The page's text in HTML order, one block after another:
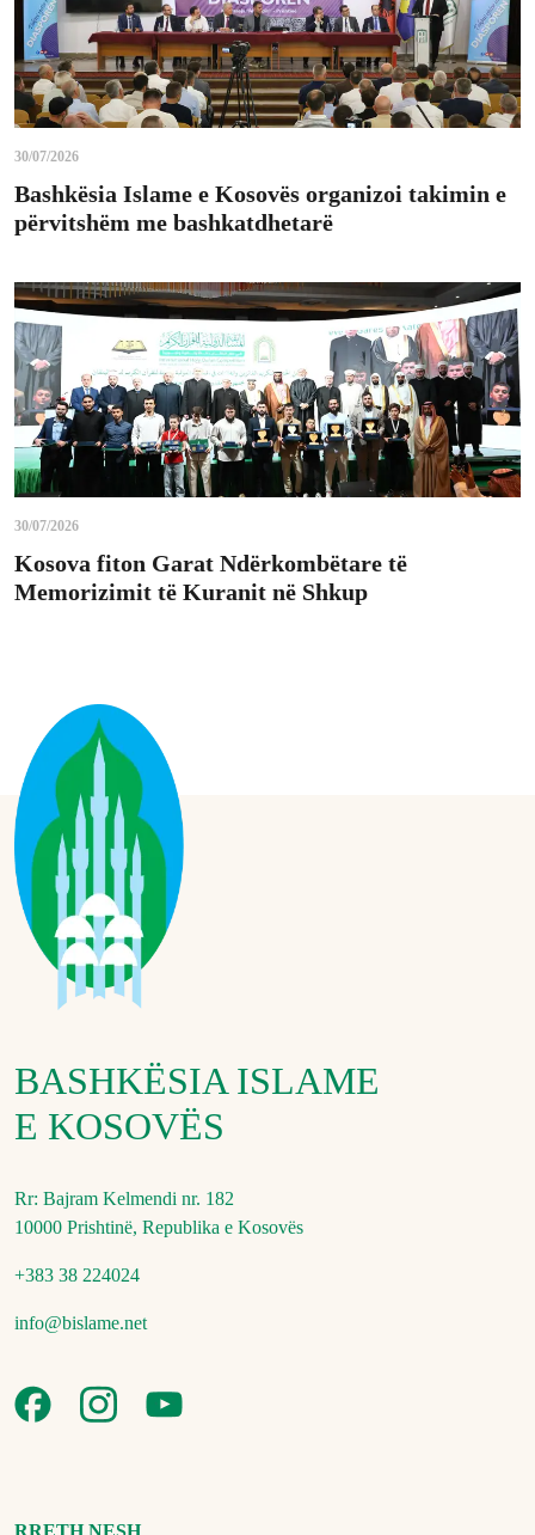
30/07/2026
Bashkësia Islame e Kosovës organizoi takimin e
përvitshëm me bashkatdhetarë
30/07/2026
Kosova fiton Garat Ndërkombëtare të
Memorizimit të Kuranit në Shkup
BASHKËSIA ISLAME
E KOSOVËS
Rr: Bajram Kelmendi nr. 182
10000 Prishtinë, Republika e Kosovës
+383 38 224024
info@bislame.net
RRETH NESH